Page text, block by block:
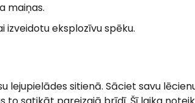
maiņas.
izveidotu eksplozīvu spēku.
lejupielādes sitienā. Sāciet savu